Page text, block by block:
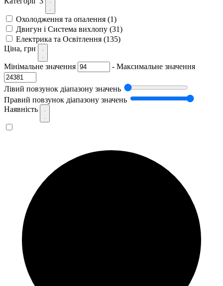
Охолодження та опалення (1)
Двигун і Система вихлопу (31)
Електрика та Освітлення (135)
Ціна, грн
Мінімальне значення - Максимальне значення
Лівий повзунок діапазону значень
Правий повзунок діапазону значень
Наявність